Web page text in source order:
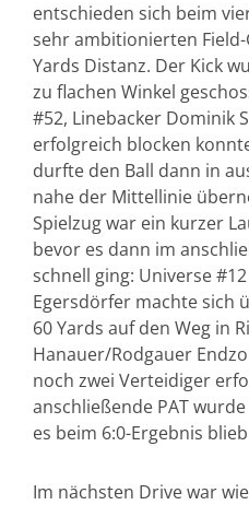
entschieden sich beim
sehr ambitionierten
Yards Distanz. Der Kick
zu flachen Winkel
#52, Linebacker Dominik
erfolgreich blocken
durfte den Ball dann in
nahe der Mittellinie
Spielzug war ein kurzer
bevor es dann im
schnell ging: Universe
Egersdörfer machte sich
60 Yards auf den Weg in
Hanauer/Rodgauer
noch zwei Verteidiger
anschließende PAT
es beim 6:0-Ergebnis
Im nächsten Drive war